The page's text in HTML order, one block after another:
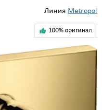
Линия Metropol
100% оригинал